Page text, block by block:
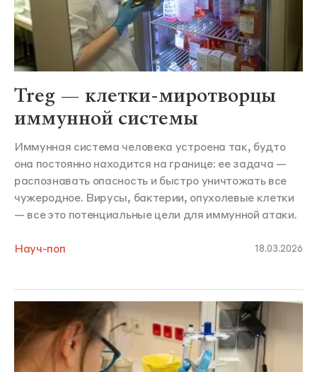
Treg — клетки-миротворцы
иммунной системы
Иммунная система человека устроена так, будто
она постоянно находится на границе: ее задача —
распознавать опасность и быстро уничтожать все
чужеродное. Вирусы, бактерии, опухолевые клетки
— все это потенциальные цели для иммунной атаки.
Науч-поп 18.03.2026